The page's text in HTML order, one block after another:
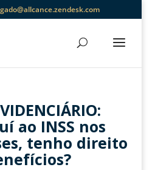
ao INSS nos
tenho direito